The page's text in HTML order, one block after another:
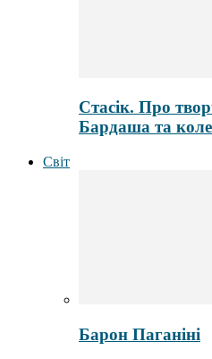
Стасік. Про
Бардаша та
Світ
Барон Паганіні